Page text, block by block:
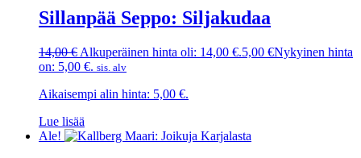
Sillanpää Seppo: Siljakudaa
14,00€ Alkuperäinen hinta oli: 14,00 €.5,00 €Nykyinen hinta
on: 5,00 €. sis. alv
Aikaisempi alin hinta: 5,00 €.
Lue lisää
Ale!